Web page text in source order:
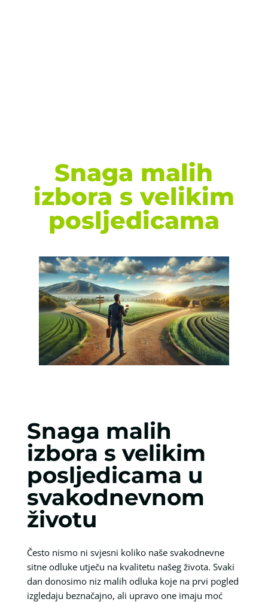
Snaga malih
izbora s velikim
posljedicama
Snaga malih
izbora s velikim
posljedicama u
svakodnevnom
životu
Često nismo ni svjesni koliko naše svakodnevne
sitne odluke utječu na kvalitetu našeg života. Svaki
dan donosimo niz malih odluka koje na prvi pogled
izgledaju beznačajno, ali upravo one imaju moć